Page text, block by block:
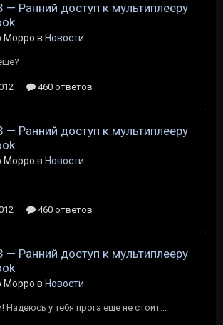
Ранний доступ к мультиплееру
Морро в Новости
460 ответов
Ранний доступ к мультиплееру
Морро в Новости
460 ответов
Ранний доступ к мультиплееру
Морро в Новости
Надеюсь у тебя прога еще не стоит...